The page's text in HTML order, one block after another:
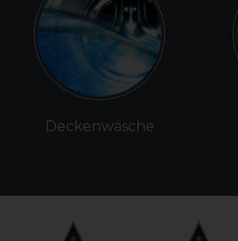
Deckenwäsche